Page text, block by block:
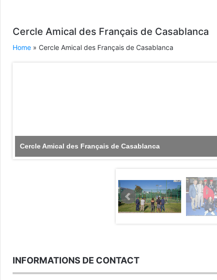
Cercle Amical des Français de Casablanca
Home » Cercle Amical des Français de Casablanca
Cercle Amical des Français de Casablanca
INFORMATIONS DE CONTACT